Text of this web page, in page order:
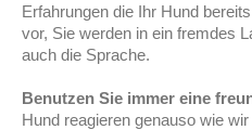
Erfahrungen die Ihr Hund
vor, Sie werden in ein fremdes
auch die Sprache.
Benutzen Sie immer eine
Hund reagieren genauso wie